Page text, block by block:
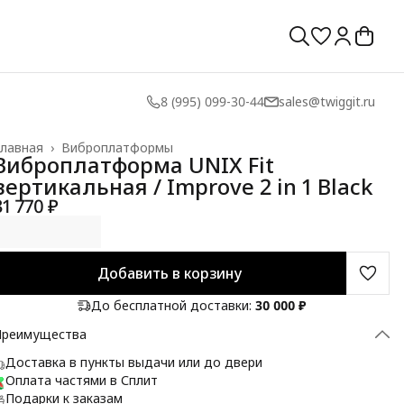
8 (995) 099-30-44 sales@twiggit.ru
Виброплатформы
›
UNIX Fit
/ Improve 2 in 1 Black
770 ₽
Добавить в корзину
До бесплатной доставки: 30 000 ₽
Доставка в пункты выдачи или до двери
Оплата частями в Сплит
Подарки к заказам